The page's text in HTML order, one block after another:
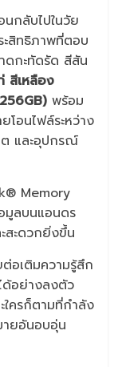
กลับไปในวัย
สิทธิภาพที่ตอบ
ดกะทัดรัด สีสัน
สีเหลือง
พร้อม
โอนไฟล์ระหว่าง
และอุปกรณ์
Memory
มูลบนแอนดร
สะดวกยิ่งขึ้น
อเติมความรู้สึก
ด้อย่างลงตัว
ใครก็ตามที่กำลัง
ยอันอบอุ่น